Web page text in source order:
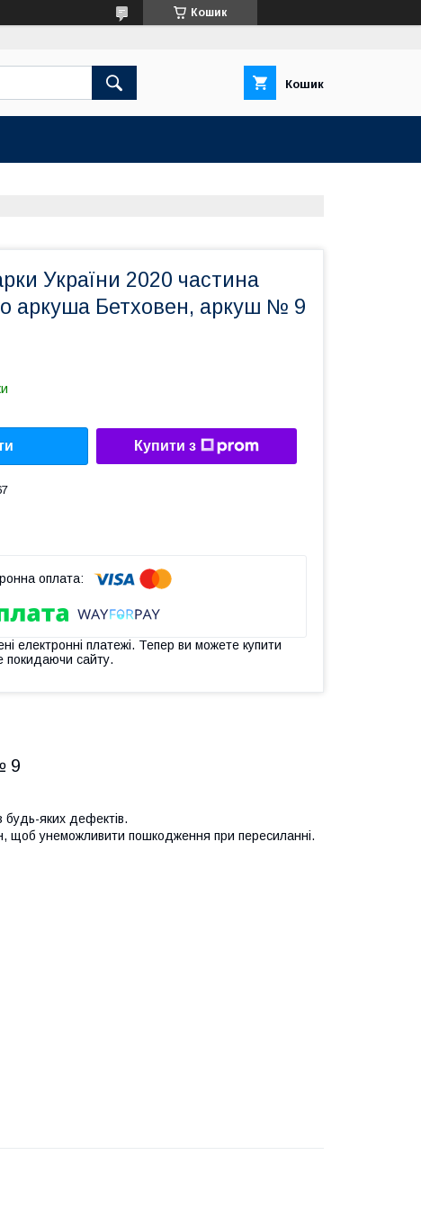
Кошик
Кошик
України 2020 частина
аркуша Бетховен, аркуш № 9
Купити з
електронні платежі. Тепер ви можете купити
покидаючи сайту.
9
будь-яких дефектів.
щоб унеможливити пошкодження при пересиланні.